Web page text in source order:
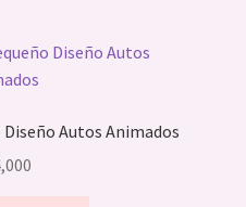
Autos Animados